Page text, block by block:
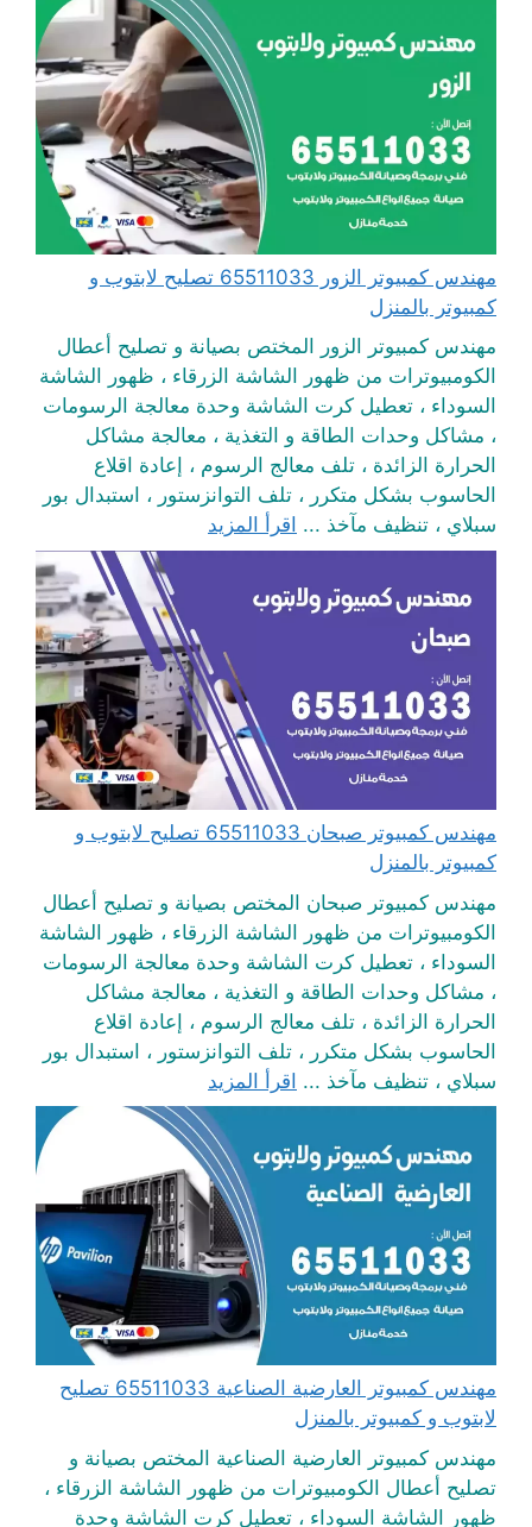
مهندس كمبيوتر الزور 65511033 تصليح لابتوب و
كمبيوتر بالمنزل
مهندس كمبيوتر الزور المختص بصيانة و تصليح أعطال
الكومبيوترات من ظهور الشاشة الزرقاء ، ظهور الشاشة
السوداء ، تعطيل كرت الشاشة وحدة معالجة الرسومات
، مشاكل وحدات الطاقة و التغذية ، معالجة مشاكل
الحرارة الزائدة ، تلف معالج الرسوم ، إعادة اقلاع
الحاسوب بشكل متكرر ، تلف التوانزستور ، استبدال بور
سبلاي ، تنظيف مآخذ ... اقرأ المزيد
مهندس كمبيوتر صبحان 65511033 تصليح لابتوب و
كمبيوتر بالمنزل
مهندس كمبيوتر صبحان المختص بصيانة و تصليح أعطال
الكومبيوترات من ظهور الشاشة الزرقاء ، ظهور الشاشة
السوداء ، تعطيل كرت الشاشة وحدة معالجة الرسومات
، مشاكل وحدات الطاقة و التغذية ، معالجة مشاكل
الحرارة الزائدة ، تلف معالج الرسوم ، إعادة اقلاع
الحاسوب بشكل متكرر ، تلف التوانزستور ، استبدال بور
سبلاي ، تنظيف مآخذ ... اقرأ المزيد
مهندس كمبيوتر العارضية الصناعية 65511033 تصليح
لابتوب و كمبيوتر بالمنزل
مهندس كمبيوتر العارضية الصناعية المختص بصيانة و
تصليح أعطال الكومبيوترات من ظهور الشاشة الزرقاء ،
ظهور الشاشة السوداء ، تعطيل كرت الشاشة وحدة